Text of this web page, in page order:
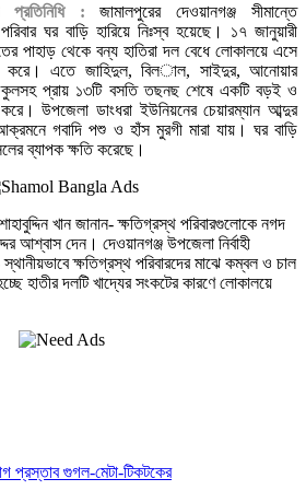
প্রতিনিধি : জামালপুরের দেওয়ানগঞ্জ সীমান্তে
ঘর বাড়ি হারিয়ে নিঃস্ব হয়েছে। ১৭ জানুয়ারী
পাহাড় থেকে বন্য হাতিরা দল বেধে লোকালয়ে এসে
করে। এতে জাহিদুল, বিল­াল, সাইদুর, আনোয়ার
প্রায় ১৩টি বসতি তছনছ শেষে একটি বড়ই ও
করে। উপজেলা ডাংধরা ইউনিয়নের চেয়ারম্যান আব্দুর
গবাদি পশু ও হাঁস মুরগী মারা যায়। ঘর বাড়ি
ব্যাপক ক্ষতি করেছে।
খান জানান- ক্ষতিগ্রস্থ পরিবারগুলোকে নগদ
আশ্বাস দেন। দেওয়ানগঞ্জ উপজেলা নির্বাহী
ক্ষতিগ্রস্থ পরিবারদের মাঝে কম্বল ও চাল
হাতীর দলটি খাদ্যের সংকটের কারণে লোকালয়ে
প্রস্তাব গুগল-মেটা-টিকটকের